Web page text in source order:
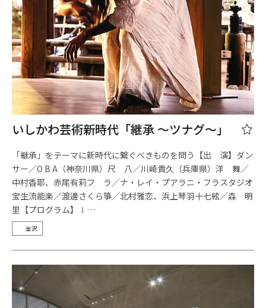
いしかわ芸術新時代「継承 ～ツナグ～」
「継承」をテーマに新時代に繋ぐべきものを問う【出 演】ダン
サー／O B A（神奈川県）尺 八／川崎貴久（兵庫県）洋 舞／
中村香耶、赤尾有莉フ ラ／ナ・レイ・プアラニ・フラスタジオ
宝生流能楽／渡邊さくら箏／北村雅恋、浜上琴羽十七絃／森 明
里【プログラム】Ⅰ…
金沢